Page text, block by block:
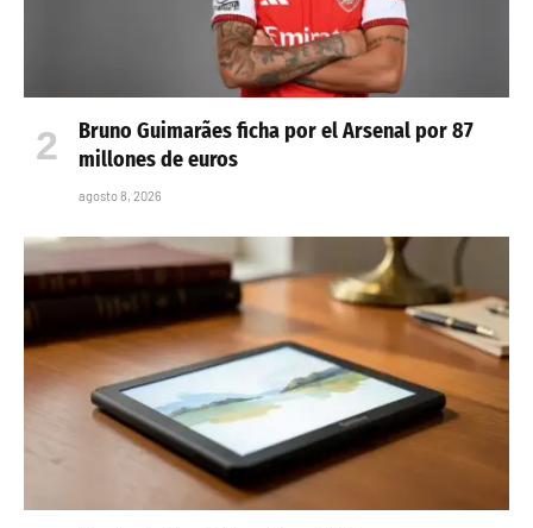
Bruno Guimarães ficha por el Arsenal por 87
millones de euros
agosto 8, 2026